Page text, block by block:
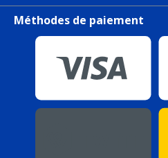
Méthodes de paiement